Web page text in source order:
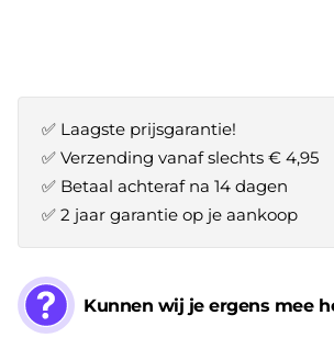
✅ Laagste prijsgarantie!
✅ Verzending vanaf slechts € 4,95
✅ Betaal achteraf na 14 dagen
✅ 2 jaar garantie op je aankoop
Kunnen wij je ergens mee